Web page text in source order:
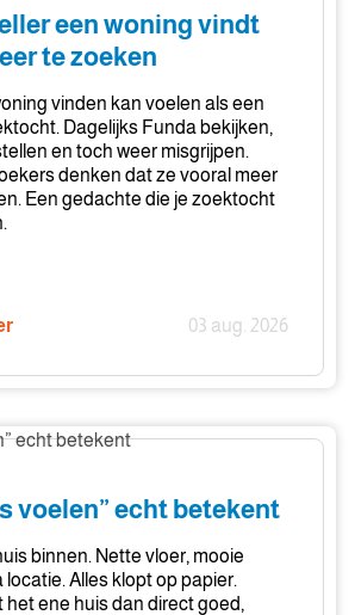
een woning vindt
te zoeken
vinden kan voelen als een
Dagelijks Funda bekijken,
en toch weer misgrijpen.
denken dat ze vooral meer
Een gedachte die je zoektocht
03 aug. 2026
voelen” echt betekent
binnen. Nette vloer, mooie
locatie. Alles klopt op papier.
het ene huis dan direct goed,